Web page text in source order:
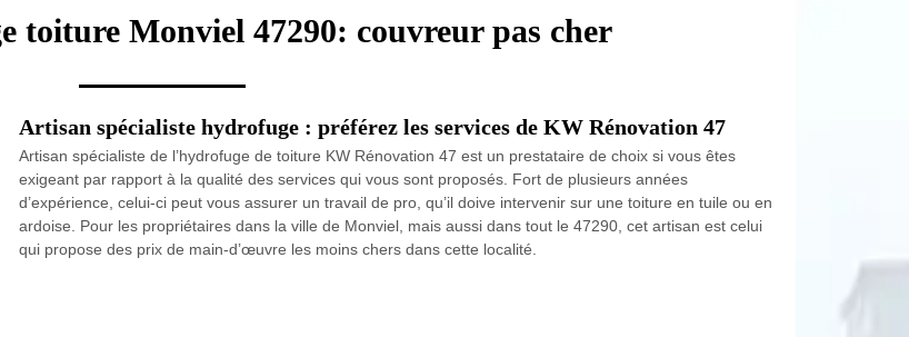
toiture Monviel 47290: couvreur pas cher
Artisan spécialiste hydrofuge : préférez les services de KW Rénovation 47
Artisan spécialiste de l’hydrofuge de toiture KW Rénovation 47 est un prestataire de choix si vous êtes
exigeant par rapport à la qualité des services qui vous sont proposés. Fort de plusieurs années
d’expérience, celui-ci peut vous assurer un travail de pro, qu’il doive intervenir sur une toiture en tuile ou en
ardoise. Pour les propriétaires dans la ville de Monviel, mais aussi dans tout le 47290, cet artisan est celui
qui propose des prix de main-d’œuvre les moins chers dans cette localité.